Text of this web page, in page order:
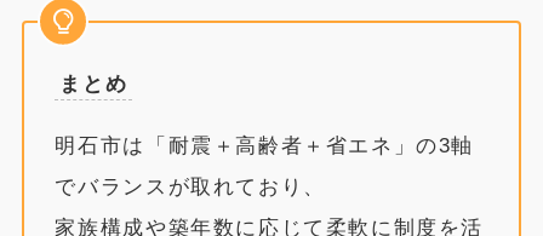
まとめ
明石市は「耐震＋高齢者＋省エネ」の3軸
でバランスが取れており、
家族構成や築年数に応じて柔軟に制度を活